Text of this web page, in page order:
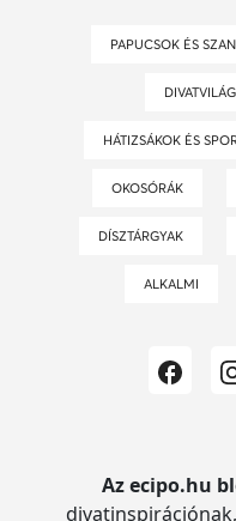
PAPUCSOK ÉS
DIVATVILÁG
HÁTIZSÁKOK ÉS
OKOSÓRÁK
DÍSZTÁRGYAK
ALKALMI
Az ecipo.hu